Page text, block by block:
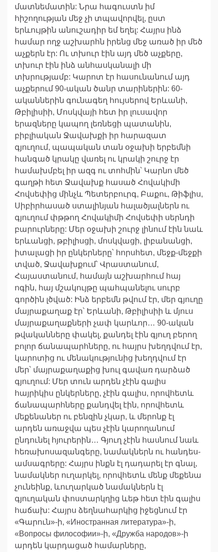
մատնեմատին: Նրա հագուստն իմ
հիշողության մեջ չի տպավորվել, ըստ
երևույթին անուշադիր եմ եղել: Հայրս ինձ
համար ողջ աշխարհն իրենց մեջ առած իր մեծ
աչքերն էր: Ու տխուր էին այդ մեծ աչքերը,
տխուր էին ինձ անհասկանալի մի
տխրությամբ: Կարոտ էր հասունանում այդ
աչքերում 90-ական ծանր տարիներին: 60-
ականներին գունագեղ հույսերով Երևանի,
Թբիլիսիի, Մոսկվայի հետ իր լուսավոր
երազները կապող լեռնեցի պատանին,
բիբլիական Ջավախքի իր հարազատ
գյուղում, պապական տան օջախի երբեմնի
հանգած կրակը վառել ու կրակի շուրջ էր
համախմբել իր ազգ ու տոհմին՝ Կարնո մեծ
գաղթի հետ Ջավախք հասած Հովակիմի
Հովսեփից մինչև Պետերբուրգ, Բաքու, Թիֆլիս,
Սիբիրհասած ստալինյան հալածյալներն ու
գյուղում փթթող Հովակիմի Հովսեփի սերնդի
բարուրները: Մեր օջախի շուրջ լինում էին նաև
երևանցի, թբիլիսցի, մոսկվացի, լիբանանցի,
իտալացի իր ընկերները՝ հորսհետ, մեջք-մեջքի
տված, Ջավախքում՝ Վրաստանում,
Հայաստանում, համայն աշխարհում հայ
ոգին, հայ մշակույթը պահպանելու սուրբ
գործին լծված: Ինձ երբեմն թվում էր, մեր գյուղը
մայրաքաղաք էր՝ Երևանի, Թբիլիսիի և մյուս
մայրաքաղաքների չափ կարևոր… 90-ական
թվականները փակել, քանդել էին գյուղ բերող
բոլոր ճանապարհները, ու հայրս խեղդվում էր,
կարոտից ու մենակությունից խեղդվում էր
մեր՝ մայրաքաղաքից խուլ գավառ դարձած
գյուղում: Մեր տուն արդեն չէին գալիս
հայրիկիս ընկերները, չէին գալիս, որովհետև
ճանապարհները քանդվել էին, որովհետև
մեքենաներ ու բենզին չկար, և մերոնք էլ
արդեն առաջվա պես չէին կարողանում
ընդունել հյուրերին… Գյուղ չէին հասնում նաև
հեռախոսազանգերը, նամակներն ու հանդես-
ամսագրերը: Հայրս ինքն էլ դադարել էր գնալ,
նամակներ ուղարկել, որովհետև մենք մեքենա
չունեինք, ևուղարկած նամակներն էլ
գյուղական փոստարկղից ևեթ հետ էին գալիս
հաճախ: Հայրս ձեղնահարկից իջեցնում էր
«Գարուն»-ի, «Иностранная литература»-ի,
«Вопросы философии»-ի, «Дружба народов»-ի
արդեն կարդացած համարները,